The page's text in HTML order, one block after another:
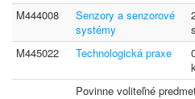
M444008
Senzory a senzorové
systémy
s
M445022 Technologická praxe
Povinne voliteľné